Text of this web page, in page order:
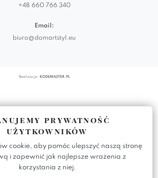
+48 660 766 340
Email:
biuro@domartstyl.eu
Realizacja: KODEMASTER.PL
prywatność
użytkowników
cookie, aby pomóc ulepszyć naszą stronę
i zapewnić jak najlepsze wrażenia z
korzystania z niej.